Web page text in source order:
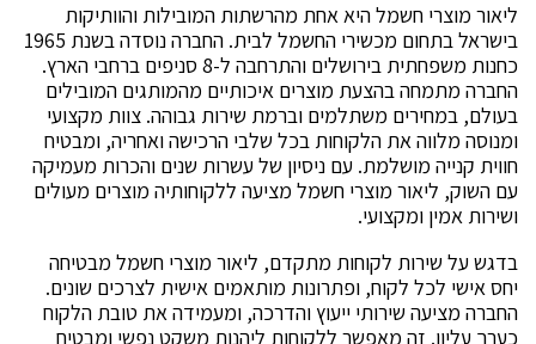
ליאור מוצרי חשמל היא אחת מהרשתות המובילות והוותיקות
בישראל בתחום מכשירי החשמל לבית. החברה נוסדה בשנת 1965
כחנות משפחתית בירושלים והתרחבה ל-8 סניפים ברחבי הארץ.
החברה מתמחה בהצעת מוצרים איכותיים מהמותגים המובילים
בעולם, במחירים משתלמים וברמת שירות גבוהה. צוות מקצועי
ומנוסה מלווה את הלקוחות בכל שלבי הרכישה ואחריה, ומבטיח
חווית קנייה מושלמת. עם ניסיון של עשרות שנים והכרות מעמיקה
עם השוק, ליאור מוצרי חשמל מציעה ללקוחותיה מוצרים מעולים
ושירות אמין ומקצועי.
בדגש על שירות לקוחות מתקדם, ליאור מוצרי חשמל מבטיחה
יחס אישי לכל לקוח, ופתרונות מותאמים אישית לצרכים שונים.
החברה מציעה שירותי ייעוץ והדרכה, ומעמידה את טובת הלקוח
כערך עליון. זה מאפשר ללקוחות ליהנות משקט נפשי ומבטיח